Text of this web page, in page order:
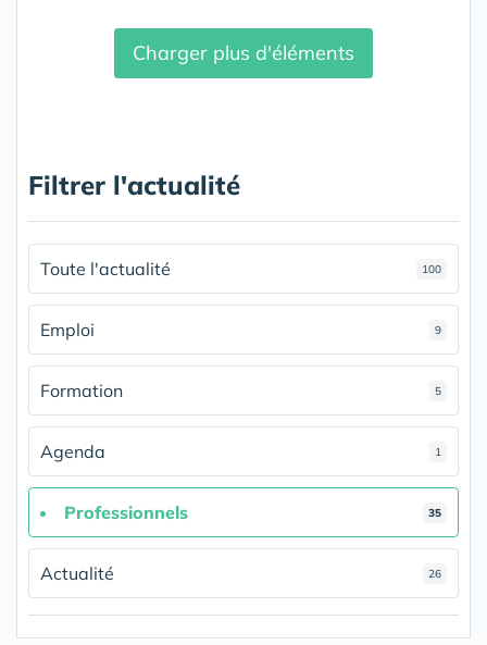
Charger plus d'éléments
Filtrer l'actualité
Toute l'actualité 100
Emploi 9
Formation 5
Agenda 1
Professionnels 35
Actualité 26